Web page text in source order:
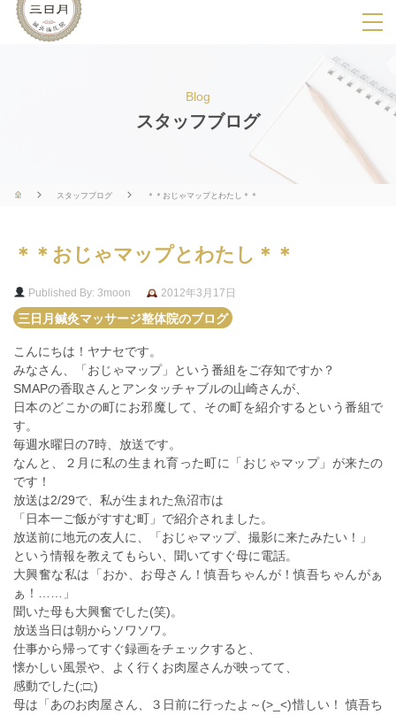
SPメニ
ー
展
用
ボ
Blog
スタッフブログ
スタッフブログ ＊＊おじゃマップとわたし＊＊
＊＊おじゃマップとわたし＊＊
Published By: 3moon
2012年3月17日
三日月鍼灸マッサージ整体院のブログ
こんにちは！ヤナセです。
みなさん、「おじゃマップ」という番組をご存知ですか？
SMAPの香取さんとアンタッチャブルの山崎さんが、
日本のどこかの町にお邪魔して、その町を紹介するという番組で
す。
毎週水曜日の7時、放送です。
なんと、２月に私の生まれ育った町に「おじゃマップ」が来たの
です！
放送は2/29で、私が生まれた魚沼市は
「日本一ご飯がすすむ町」で紹介されました。
放送前に地元の友人に、「おじゃマップ、撮影に来たみたい！」
という情報を教えてもらい、聞いてすぐ母に電話。
大興奮な私は「おか、お母さん！慎吾ちゃんが！慎吾ちゃんがぁ
ぁ！……」
聞いた母も大興奮でした(笑)。
放送当日は朝からソワソワ。
仕事から帰ってすぐ録画をチェックすると、
懐かしい風景や、よく行くお肉屋さんが映ってて、
感動でした(;□;)
母は「あのお肉屋さん、３日前に行ったよ～(>_<)惜しい！ 慎吾ち